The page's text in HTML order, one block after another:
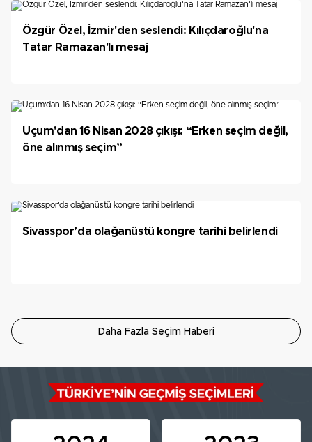
Özgür Özel, İzmir'den seslendi: Kılıçdaroğlu'na
Tatar Ramazan'lı mesaj
Uçum'dan 16 Nisan 2028 çıkışı: “Erken seçim değil,
öne alınmış seçim”
Sivasspor’da olağanüstü kongre tarihi belirlendi
Daha Fazla Seçim Haberi